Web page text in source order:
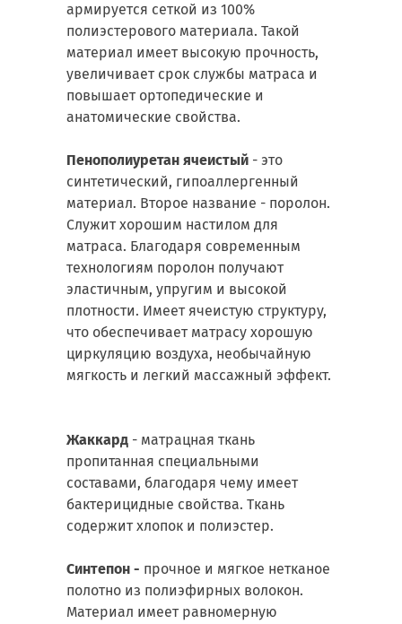
армируется сеткой из 100%
полиэстерового материала. Такой
материал имеет высокую прочность,
увеличивает срок службы матраса и
повышает ортопедические и
анатомические свойства.
Пенополиуретан ячеистый - это
синтетический, гипоаллергенный
материал. Второе название - поролон.
Служит хорошим настилом для
матраса. Благодаря современным
технологиям поролон получают
эластичным, упругим и высокой
плотности. Имеет ячеистую структуру,
что обеспечивает матрасу хорошую
циркуляцию воздуха, необычайную
мягкость и легкий массажный эффект.
Жаккард - матрацная ткань
пропитанная специальными
составами, благодаря чему имеет
бактерицидные свойства. Ткань
содержит хлопок и полиэстер.
Синтепон - прочное и мягкое нетканое
полотно из полиэфирных волокон.
Материал имеет равномерную